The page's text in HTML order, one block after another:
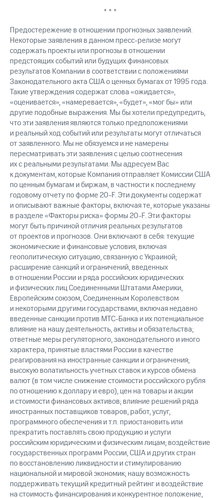
* * *
Предостережение в отношении прогнозных заявлений.
Некоторые заявления в данном пресс-релизе могут
содержать проекты или прогнозы в отношении
предстоящих событий или будущих финансовых
результатов Компании в соответствии с положениями
Законодательного акта США о ценных бумагах от 1995 года.
Такие утверждения содержат слова «ожидается»,
«оценивается», «намеревается», «будет», «мог бы» или
другие подобные выражения. Мы бы хотели предупредить,
что эти заявления являются только предположениями
и реальный ход событий или результаты могут отличаться
от заявленного. Мы не обязуемся и не намерены
пересматривать эти заявления с целью соотнесения
их с реальными результатами. Мы адресуем Вас
к документам, которые Компания отправляет Комиссии США
по ценным бумагам и биржам, в частности к последнему
годовому отчету по форме 20-F. Эти документы содержат
и описывают важные факторы, включая те, которые указаны
в разделе «Факторы риска» формы 20-F. Эти факторы
могут быть причиной отличия реальных результатов
от проектов и прогнозов. Они включают в себя: текущие
экономические и финансовые условия, включая
геополитическую ситуацию, связанную с Украиной;
расширение санкций и ограничений, введенных
в отношении России и ряда российских юридических
и физических лиц Соединенными Штатами Америки,
Европейским союзом, Соединенным Королевством
и некоторыми другими государствами, включая недавно
введенные санкции против МТС-Банка и их потенциальное
влияние на нашу деятельность, активы и обязательства;
ответные меры регуляторного, законодательного и иного
характера, принятые властями России в качестве
реагирования на иностранные санкции и ограничения;
высокую волатильность учетных ставок и курсов обмена
валют (в том числе снижение стоимости российского рубля
по отношению к доллару и евро), цен на товары и акции
и стоимости финансовых активов; влияние решений ряда
иностранных поставщиков товаров, работ, услуг,
программного обеспечения и т.п. приостановить или
прекратить поставлять свою продукцию и услуги
российским юридическим и физическим лицам; воздействие
государственных программ России, США и других стран
по восстановлению ликвидности и стимулированию
национальной и мировой экономик; нашу возможность
поддерживать текущий кредитный рейтинг и воздействие
на стоимость финансирования и конкурентное положение,